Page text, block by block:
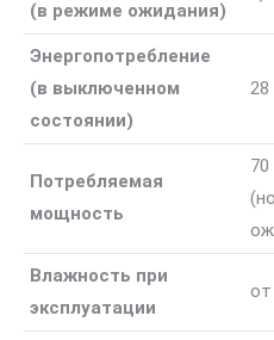
(в режиме ожидания)
Энергопотребление
(в выключенном
состоянии)
28
Потребляемая
мощность
Влажность при
эксплуатации
от